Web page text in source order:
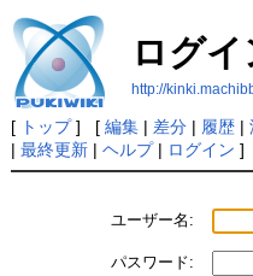
ログイ
http://
[ トップ] [ 編集| 差分| 履歴|
| 最終更新| ヘルプ| ログイン ]
ユーザー名:
パスワード: